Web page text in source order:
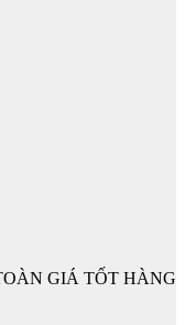
GIÁ TỐT HÀNG